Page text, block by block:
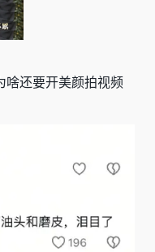
啥还要开美颜拍视频